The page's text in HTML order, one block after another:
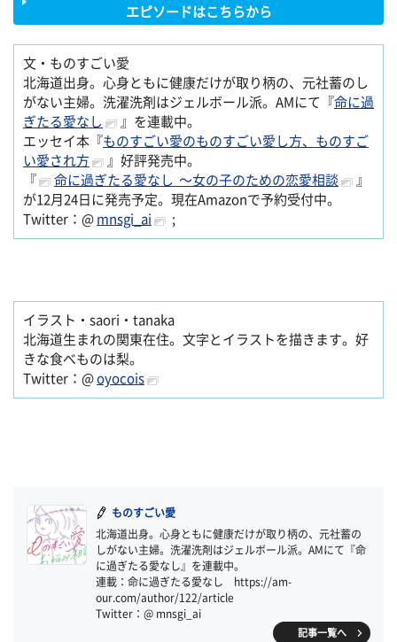
エピソードはこちらから
文・ものすごい愛
北海道出身。心身ともに健康だけが取り柄の、元社蓄のし
がない主婦。洗濯洗剤はジェルボール派。AMにて『命に過
ぎたる愛なし
』を連載中。
エッセイ本『ものすごい愛のものすごい愛し方、ものすご
い愛され方
』好評発売中。
『
命に過ぎたる愛なし 〜女の子のための恋愛相談
』
が12月24日に発売予定。現在Amazonで予約受付中。
Twitter：@ mnsgi_ai ;
イラスト・saori・tanaka
北海道生まれの関東在住。文字とイラストを描きます。好
きな食べものは梨。
Twitter：@ oyocois
ものすごい愛
北海道出身。心身ともに健康だけが取り柄の、元社蓄の
しがない主婦。洗濯洗剤はジェルボール派。AMにて『命
に過ぎたる愛なし』を連載中。
連載：命に過ぎたる愛なし https://am-
our.com/author/122/article
Twitter：@ mnsgi_ai
記事一覧へ